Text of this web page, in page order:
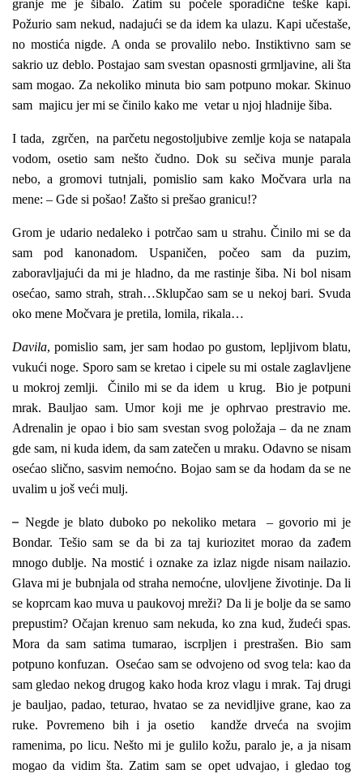
granje me je šibalo. Zatim su počele sporadične teške kapi.
Požurio sam nekud, nadajući se da idem ka ulazu. Kapi učestaše,
no mostića nigde. A onda se provalilo nebo. Instiktivno sam se
sakrio uz deblo. Postajao sam svestan opasnosti grmljavine, ali šta
sam mogao. Za nekoliko minuta bio sam potpuno mokar. Skinuo
sam majicu jer mi se činilo kako me vetar u njoj hladnije šiba.
I tada, zgrčen, na parčetu negostoljubive zemlje koja se natapala
vodom, osetio sam nešto čudno. Dok su sečiva munje parala
nebo, a gromovi tutnjali, pomislio sam kako Močvara urla na
mene: – Gde si pošao! Zašto si prešao granicu!?
Grom je udario nedaleko i potrčao sam u strahu. Činilo mi se da
sam pod kanonadom. Uspaničen, počeo sam da puzim,
zaboravljajući da mi je hladno, da me rastinje šiba. Ni bol nisam
osećao, samo strah, strah…Sklupčao sam se u nekoj bari. Svuda
oko mene Močvara je pretila, lomila, rikala…
Davila, pomislio sam, jer sam hodao po gustom, lepljivom blatu,
vukući noge. Sporo sam se kretao i cipele su mi ostale zaglavljene
u mokroj zemlji. Činilo mi se da idem u krug. Bio je potpuni
mrak. Bauljao sam. Umor koji me je ophrvao prestravio me.
Adrenalin je opao i bio sam svestan svog položaja – da ne znam
gde sam, ni kuda idem, da sam zatečen u mraku. Odavno se nisam
osećao slično, sasvim nemoćno. Bojao sam se da hodam da se ne
uvalim u još veći mulj.
– Negde je blato duboko po nekoliko metara – govorio mi je
Bondar. Tešio sam se da bi za taj kuriozitet morao da zađem
mnogo dublje. Na mostić i oznake za izlaz nigde nisam nailazio.
Glava mi je bubnjala od straha nemoćne, ulovljene životinje. Da li
se koprcam kao muva u paukovoj mreži? Da li je bolje da se samo
prepustim? Očajan krenuo sam nekuda, ko zna kud, žudeći spas.
Mora da sam satima tumarao, iscrpljen i prestrašen. Bio sam
potpuno konfuzan. Osećao sam se odvojeno od svog tela: kao da
sam gledao nekog drugog kako hoda kroz vlagu i mrak. Taj drugi
je bauljao, padao, teturao, hvatao se za nevidljive grane, kao za
ruke. Povremeno bih i ja osetio kandže drveća na svojim
ramenima, po licu. Nešto mi je gulilo kožu, paralo je, a ja nisam
mogao da vidim šta. Zatim sam se opet udvajao, i gledao tog